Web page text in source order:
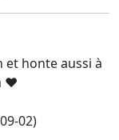
et honte aussi à
❤️
02)